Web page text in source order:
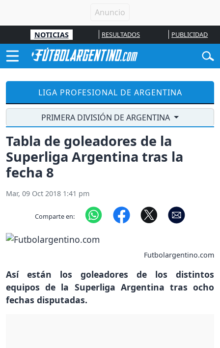
NOTICIAS RESULTADOS PUBLICIDAD
LIGA PROFESIONAL DE ARGENTINA
PRIMERA DIVISIÓN DE ARGENTINA
Tabla de goleadores de la
Superliga Argentina tras la
fecha 8
Mar, 09 Oct 2018 1:41 pm
Comparte en:
Futbolargentino.com
Así están los goleadores de los distintos
equipos de la Superliga Argentina tras ocho
fechas disputadas.